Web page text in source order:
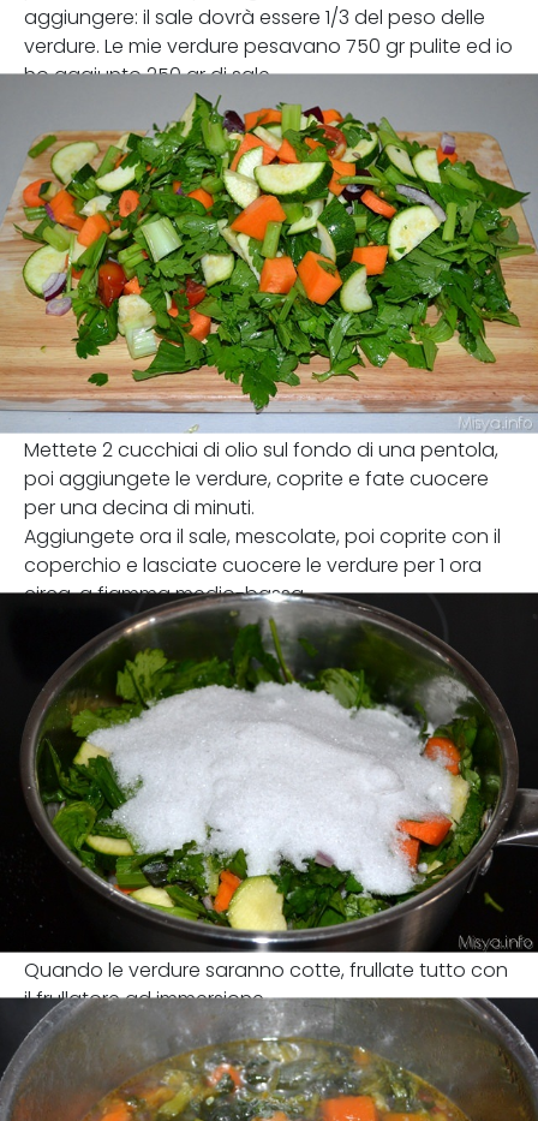
aggiungere: il sale dovrà essere 1/3 del peso delle
verdure. Le mie verdure pesavano 750 gr pulite ed io
ho aggiunto 250 gr di sale.
Mettete 2 cucchiai di olio sul fondo di una pentola,
poi aggiungete le verdure, coprite e fate cuocere
per una decina di minuti.
Aggiungete ora il sale, mescolate, poi coprite con il
coperchio e lasciate cuocere le verdure per 1 ora
circa, a fiamma medio-bassa.
Quando le verdure saranno cotte, frullate tutto con
il frullatore ad immersione.